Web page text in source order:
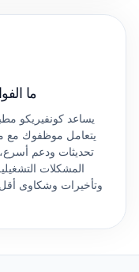
ما
يساعد كونفيريكو
يتعامل موظفوك مع
تحديثات ودعم
المشكلات
وتأخيرات وشكاوى